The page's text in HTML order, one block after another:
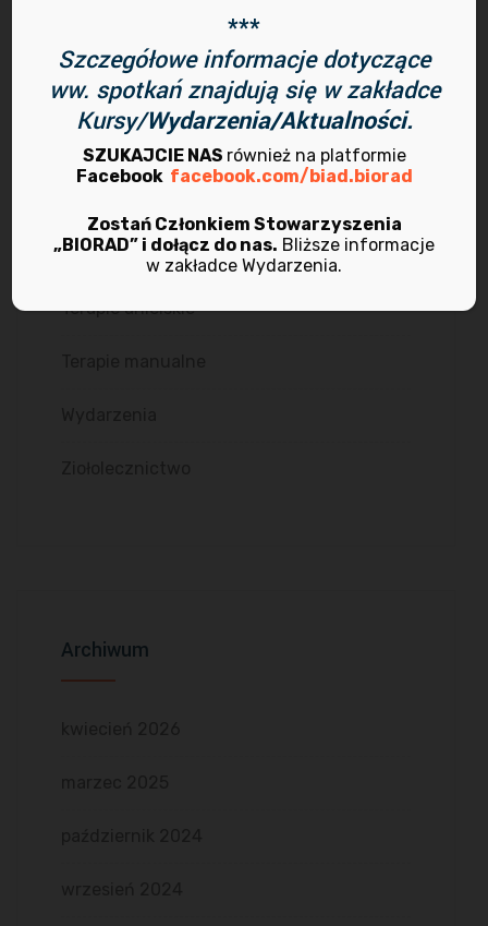
My w mediach
O nas
Rekrutacja
Terapie anielskie
Archiwum
***
Szczegółowe informacje dotyczące
ww. spotkań znajdują się w zakładce
Kursy/Wydarzenia/Aktualności.
SZUKAJCIE NAS również na platformie
Facebook facebook.com/biad.biorad
Zostań Członkiem Stowarzyszenia
„BIORAD” i dołącz do nas. Bliższe informacje
w zakładce Wydarzenia.